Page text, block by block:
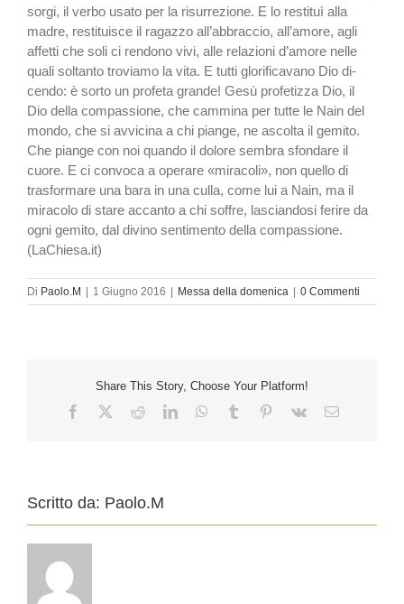
sorgi, il ver­bo usato per la risurrezione. E lo restituì alla
madre, resti­tuisce il ragazzo all’abbrac­cio, all’amore, agli
affetti che soli ci rendono vivi, alle rela­zioni d’amore nelle
quali sol­tanto troviamo la vita. E tutti glorificavano Dio di­
cendo: è sorto un profeta grande! Gesù profetizza Dio, il
Dio della compassione, che cammina per tutte le Nain del
mondo, che si avvicina a chi piange, ne ascolta il gemito.
Che piange con noi quando il dolore sembra sfondare il
cuore. E ci convo­ca a operare «miracoli», non quello di
trasformare una ba­ra in una culla, come lui a Nain, ma il
miracolo di stare accanto a chi soffre, lascian­dosi ferire da
ogni gemito, dal divino sentimento della compassione.
(LaChiesa.it)
Di Paolo.M 1 Giugno 2016 Messa della domenica 0 Commenti
Share This Story, Choose Your Platform!
Facebook RedditLinkedInWhatsApp
Tumblr Pinterest
Vk Email
Scritto da: Paolo.M